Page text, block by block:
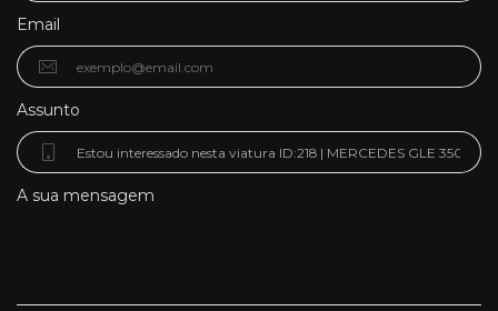
Email
Assunto
A sua mensagem